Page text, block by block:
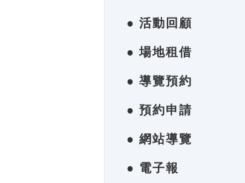
● 活動回顧
● 場地租借
● 導覽預約
● 預約申請
● 網站導覽
● 電子報